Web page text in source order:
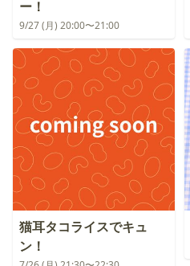
ー！
9/27 (月) 20:00〜21:00
猫耳タコライスでキュ
ン！